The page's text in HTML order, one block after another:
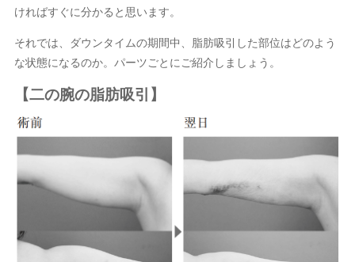
ければすぐに分かると思います。
それでは、ダウンタイムの期間中、脂肪吸引した部位はどのよう
な状態になるのか。パーツごとにご紹介しましょう。
【二の腕の脂肪吸引】